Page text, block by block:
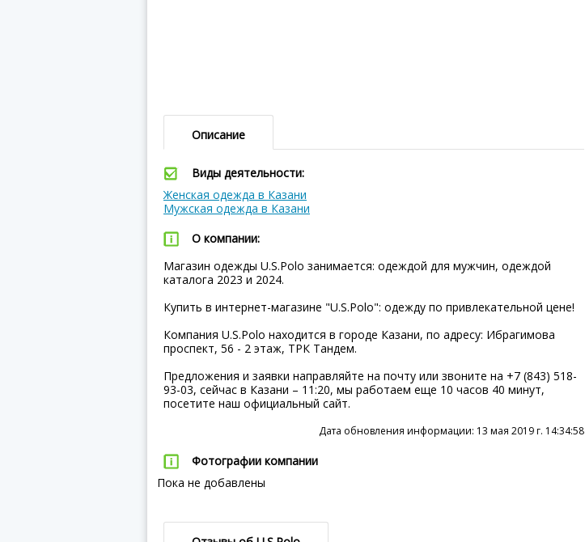
Описание
Виды деятельности:
Женская одежда в Казани
Мужская одежда в Казани
О компании:
Магазин одежды U.S.Polo занимается: одеждой для мужчин, одеждой
каталога 2023 и 2024.
Купить в интернет-магазине "U.S.Polo": одежду по привлекательной цене!
Компания U.S.Polo находится в городе Казани, по адресу: Ибрагимова
проспект, 56 - 2 этаж, ТРК Тандем.
Предложения и заявки направляйте на почту или звоните на +7 (843) 518-
93-03, сейчас в Казани – 11:20, мы работаем еще 10 часов 40 минут,
посетите наш официальный сайт.
Дата обновления информации: 13 мая 2019 г. 14:34:58
Фотографии компании
Пока не добавлены